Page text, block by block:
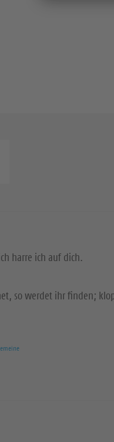
harre ich auf dich.
so werdet ihr finden;